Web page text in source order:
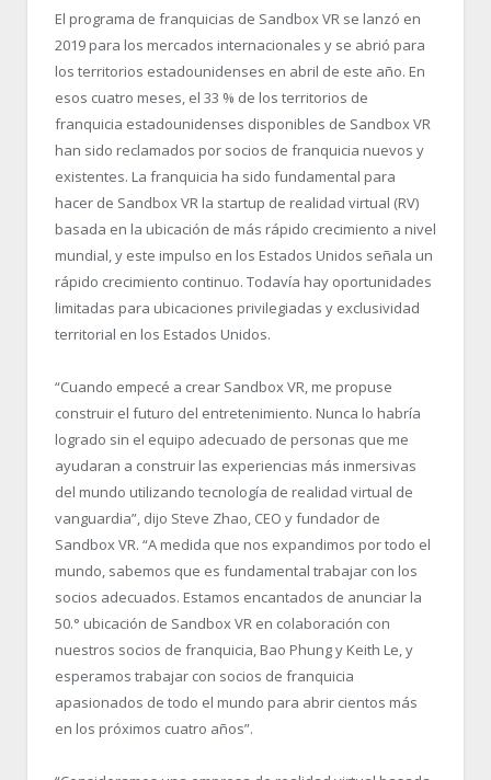
El programa de franquicias de Sandbox VR se lanzó en
2019 para los mercados internacionales y se abrió para
los territorios estadounidenses en abril de este año. En
esos cuatro meses, el 33 % de los territorios de
franquicia estadounidenses disponibles de Sandbox VR
han sido reclamados por socios de franquicia nuevos y
existentes. La franquicia ha sido fundamental para
hacer de Sandbox VR la startup de realidad virtual (RV)
basada en la ubicación de más rápido crecimiento a nivel
mundial, y este impulso en los Estados Unidos señala un
rápido crecimiento continuo. Todavía hay oportunidades
limitadas para ubicaciones privilegiadas y exclusividad
territorial en los Estados Unidos.
“Cuando empecé a crear Sandbox VR, me propuse
construir el futuro del entretenimiento. Nunca lo habría
logrado sin el equipo adecuado de personas que me
ayudaran a construir las experiencias más inmersivas
del mundo utilizando tecnología de realidad virtual de
vanguardia”, dijo Steve Zhao, CEO y fundador de
Sandbox VR. “A medida que nos expandimos por todo el
mundo, sabemos que es fundamental trabajar con los
socios adecuados. Estamos encantados de anunciar la
50.° ubicación de Sandbox VR en colaboración con
nuestros socios de franquicia, Bao Phung y Keith Le, y
esperamos trabajar con socios de franquicia
apasionados de todo el mundo para abrir cientos más
en los próximos cuatro años”.